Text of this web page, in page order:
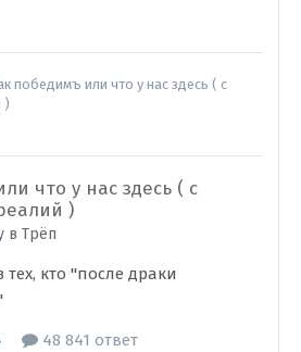
победимъ или что у нас здесь ( с
)
что у нас здесь ( с
)
в Трёп
кто "после драки
48 841 ответ